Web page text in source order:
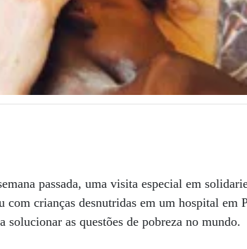
passada, uma visita especial em
com crianças desnutridas em um hospital
as questões de pobreza no mundo.